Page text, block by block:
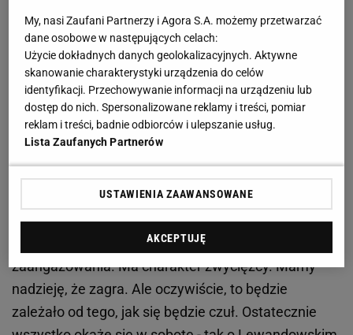
Kontuzja sprawiła, że napastnik nie zagrał w
ligowych spotkaniach z Granadą (2:2) i Athletikiem
Bilbao (1:0) oraz w starciu Ligi Mistrzów z
Szachtarem Donieck (2:1). Opuścił też mecze
reprezentacji Polski z Wyspami Owczymi (2:0) i
Mołdawią (1:1).
W środę Lewandowski z trybun wspierał Barcelonę
meczuz Szachtarem. - Jesteśmy
optymistami. Robert przede wszystkim bardzo
chciałby zagrać. To jest piłkarz pełen
zaangażowania. Ma charakter zwycięzcy. Mamy
nadzieję, że zagra. Ale oczywiście, to będzie
zależało od tego, jak się będzie czuł. Ostatecznie
My, nasi Zaufani Partnerzy i Agora S.A. możemy przetwarzać
dane osobowe w następujących celach:
Użycie dokładnych danych geolokalizacyjnych. Aktywne
skanowanie charakterystyki urządzenia do celów
identyfikacji. Przechowywanie informacji na urządzeniu lub
dostęp do nich. Spersonalizowane reklamy i treści, pomiar
reklam i treści, badnie odbiorców i ulepszanie usług.
Lista Zaufanych Partnerów
USTAWIENIA ZAAWANSOWANE
AKCEPTUJĘ